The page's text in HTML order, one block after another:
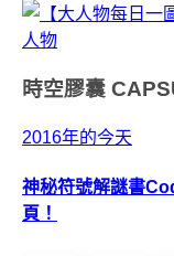
時空膠囊
2016年的今天
神秘符號解謎書
頁！